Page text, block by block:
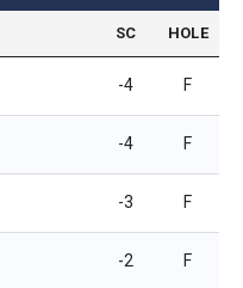
SC HOLE
-4 F
-4 F
-3 F
-2 F